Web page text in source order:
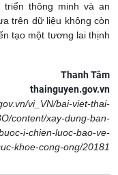
thông minh và an
trên dữ liệu không còn
tạo một tương lai thịnh
Thanh Tâm
thainguyen.gov.vn
vi_VN/bai-viet-thai-
content/xay-dung-ban-
i-chien-luoc-bao-ve-
khoe-cong-ong/20181